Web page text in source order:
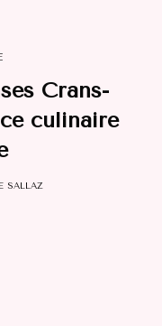
Crans-
culinаire
SALLAZ